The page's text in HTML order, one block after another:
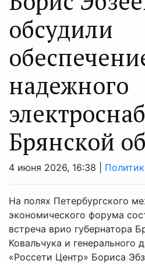
обсудили
надежного
Брянской
4 июня 2026, 16:38 |
На полях Петербургского
экономического форума
встреча врио губернатора
Ковальчука и генерального
«Россети Центр» Бориса